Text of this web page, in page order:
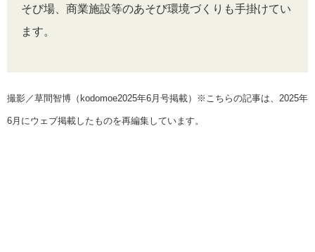
そび場、商業施設等のあそび環境づくりも手掛けてい
ます。
撮影／草間智博（kodomoe2025年6月号掲載）※こちらの記事は、2025年
6月にウェブ掲載したものを再編集しています。